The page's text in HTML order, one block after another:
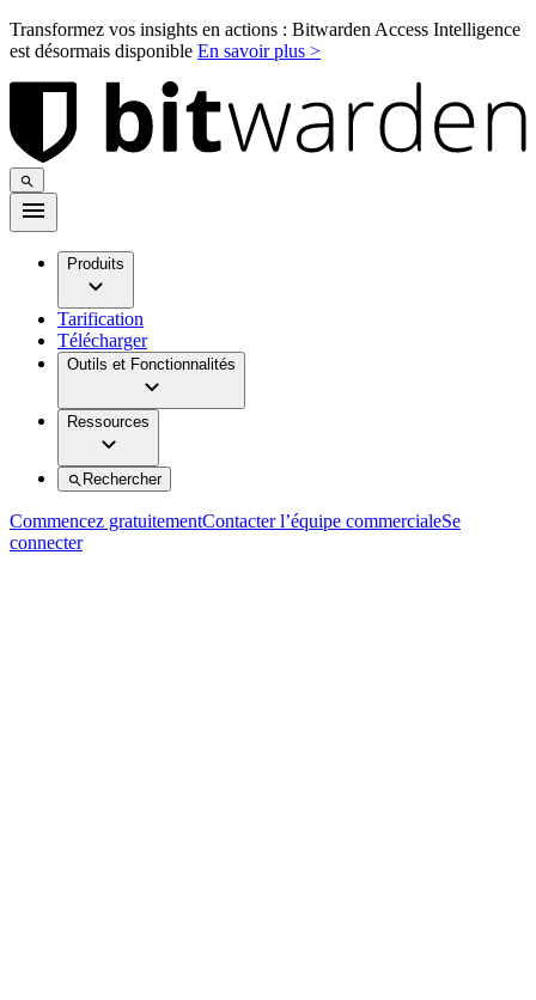
Transformez vos insights en actions : Bitwarden Access Intelligence
est désormais disponible En savoir plus >
Produits
Tarification
Télécharger
Outils et Fonctionnalités
Ressources
Rechercher
Commencez gratuitementContacter l’équipe commercialeSe
connecter